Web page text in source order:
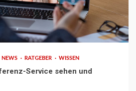
NEWS RATGEBER WISSEN
Service sehen und